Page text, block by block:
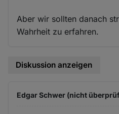
Aber wir sollten danach
Wahrheit zu erfahren.
Diskussion anzeigen
Edgar Schwer (nicht